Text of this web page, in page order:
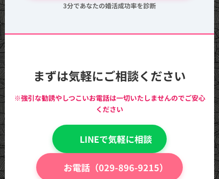
3分であなたの婚活成功率を診断
まずは気軽にご相談ください
※強引な勧誘やしつこいお電話は一切いたしませんのでご安心
ください
💬 LINEで気軽に相談
📞 お電話（029-896-9215）